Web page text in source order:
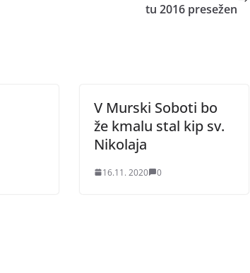
tu 2016 presežen
V Murski Soboti bo
že kmalu stal kip sv.
Nikolaja
16.11. 2020 0